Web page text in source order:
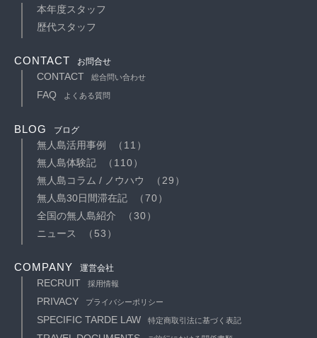
本年度スタッフ
歴代スタッフ
CONTACT お問合せ
CONTACT 総合問い合わせ
FAQ よくある質問
BLOG ブログ
無人島活用事例
（11）
無人島体験記
（110）
無人島コラム / ノウハウ
（29）
無人島30日間滞在記
（70）
全国の無人島紹介
（30）
ニュース
（53）
COMPANY 運営会社
RECRUIT 採用情報
PRIVACY プライバシーポリシー
SPECIFIC TARDE LAW 特定商取引法に基づく表記